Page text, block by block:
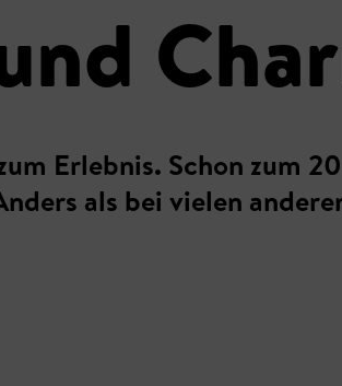
Erlebnis. Schon zum
als bei vielen